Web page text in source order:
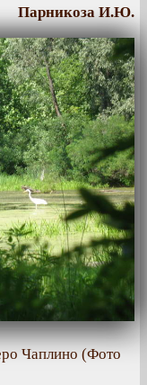
Парникоза И.Ю.
Чаплино (Фото